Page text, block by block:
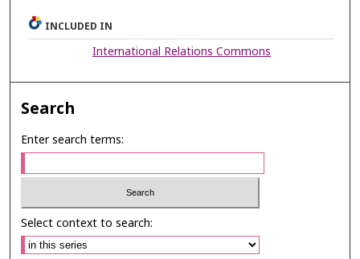
INCLUDED IN
International Relations Commons
Search
Enter search terms:
Select context to search: